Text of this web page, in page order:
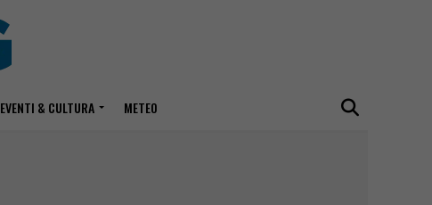
EVENTI & CULTURA METEO